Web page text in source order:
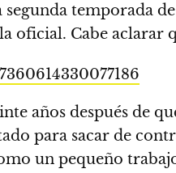
temporada de
oficial. Cabe aclarar
años después de
para sacar de
un pequeño